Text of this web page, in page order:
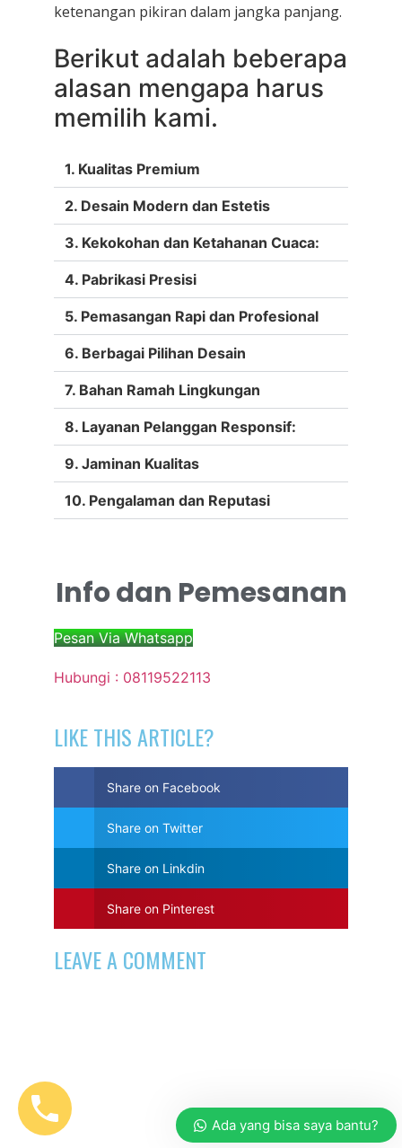
ketenangan pikiran dalam jangka panjang.
Berikut adalah beberapa
alasan mengapa harus
memilih kami.
1. Kualitas Premium
2. Desain Modern dan Estetis
3. Kekokohan dan Ketahanan Cuaca:
4. Pabrikasi Presisi
5. Pemasangan Rapi dan Profesional
6. Berbagai Pilihan Desain
7. Bahan Ramah Lingkungan
8. Layanan Pelanggan Responsif:
9. Jaminan Kualitas
10. Pengalaman dan Reputasi
Info dan Pemesanan
Pesan Via Whatsapp
Hubungi : 08119522113
LIKE THIS ARTICLE?
Share on Facebook
Share on Twitter
Share on Linkdin
Share on Pinterest
LEAVE A COMMENT
Ada yang bisa saya bantu?